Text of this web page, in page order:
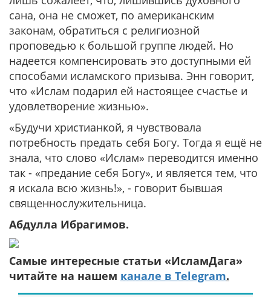
сана, она не сможет, по американским
законам, обратиться с религиозной
проповедью к большой группе людей. Но
надеется компенсировать это доступными ей
способами исламского призыва. Энн говорит,
что «Ислам подарил ей настоящее счастье и
удовлетворение жизнью».
«Будучи христианкой, я чувствовала
потребность предать себя Богу. Тогда я ещё не
знала, что слово «Ислам» переводится именно
так - «предание себя Богу», и является тем, что
я искала всю жизнь!», - говорит бывшая
священнослужительница.
Абдулла Ибрагимов.
Самые интересные статьи «ИсламДага»
читайте на нашем канале в Telegram.